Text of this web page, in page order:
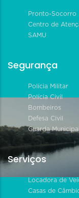
Pronto-Socorro
Centro de
SAMU
Segurança
Polícia Militar
Polícia Civil
Bombeiros
Defesa Civil
Guarda Municipal
Serviços
Locadora de
Casas de